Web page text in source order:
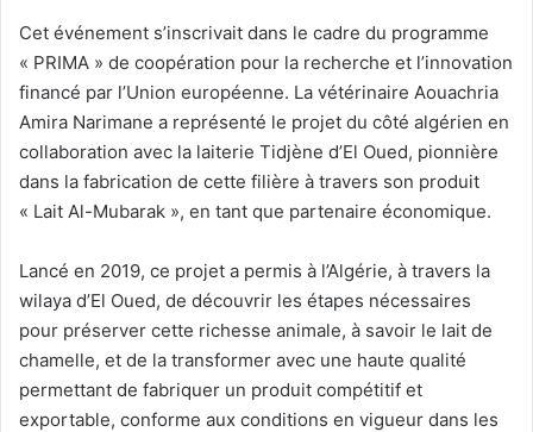
Cet événement s’inscrivait dans le cadre du programme
« PRIMA » de coopération pour la recherche et l’innovation
financé par l’Union européenne. La vétérinaire Aouachria
Amira Narimane a représenté le projet du côté algérien en
collaboration avec la laiterie Tidjène d’El Oued, pionnière
dans la fabrication de cette filière à travers son produit
« Lait Al-Mubarak », en tant que partenaire économique.
Lancé en 2019, ce projet a permis à l’Algérie, à travers la
wilaya d’El Oued, de découvrir les étapes nécessaires
pour préserver cette richesse animale, à savoir le lait de
chamelle, et de la transformer avec une haute qualité
permettant de fabriquer un produit compétitif et
exportable, conforme aux conditions en vigueur dans les